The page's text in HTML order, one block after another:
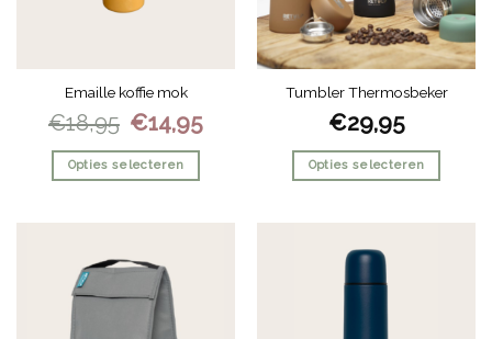
Emaille koffie mok
€18,95
Oorspronkelijke
prijs
€18,95.
€14,95prijs
Opties selecteren
meerdere
variaties.
Deze
optie
Tumbler Thermosbeker
€29,95
Opties selecteren
meerdere
variaties.